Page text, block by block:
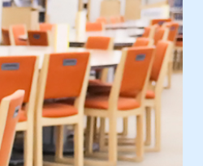
証人の方へ
在学生の方へ
証人の方へ
在学生の方へ
証人の方へ
在学生の方へ
証人の方へ
在学生の方へ
証人の方へ
在学生の方へ